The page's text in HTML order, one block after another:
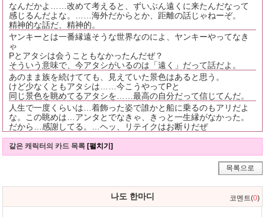
なんだかよ……改めて考えると、ずいぶん遠くに来たんだなって
感じるんだよな。……海外だからとか、距離の話じゃねーぞ。
精神的な話だ、精神的。
ヤンキーとは一番縁遠そうな世界なのによ、ヤンキーやってなき
ゃ
Pとアタシは会うこともなかったんだぜ？
そういう意味で、今アタシがいるのは「遠く」だって話だよ。
あのまま族を続けてても、見えていた景色はあると思う。
けど少なくともアタシは……今こうやってPと
同じ景色を眺めてるアタシを……最高の自分だって信じてんだ。
人生で一度くらいは…着飾った姿で誰かと船に乗るのもアリだよ
な。この眺めは…アンタとでなきゃ、きっと一生縁がなかった。
だから…感謝してる。…ヘッ、リテイクはお断りだぜ
같은 캐릭터의 카드 목록[펼치기]
목록으로
나도 한마디 코멘트(0)